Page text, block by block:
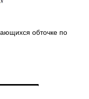
обточке по